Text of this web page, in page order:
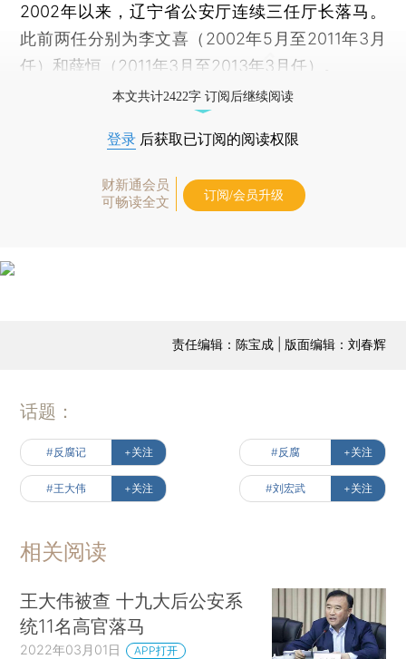
2002年以来，辽宁省公安厅连续三任厅长落马。
此前两任分别为李文喜（2002年5月至2011年3月
任）和薛恒（2011年3月至2013年3月任）。
本文共计2422字 订阅后继续阅读
登录 后获取已订阅的阅读权限
财新通会员
可畅读全文
订阅/会员升级
责任编辑：陈宝成 | 版面编辑：刘春辉
话题：
#反腐记 +关注 #反腐 +关注
#王大伟 +关注 #刘宏武 +关注
相关阅读
王大伟被查 十九大后公安系
统11名高官落马
2022年03月01日 APP打开